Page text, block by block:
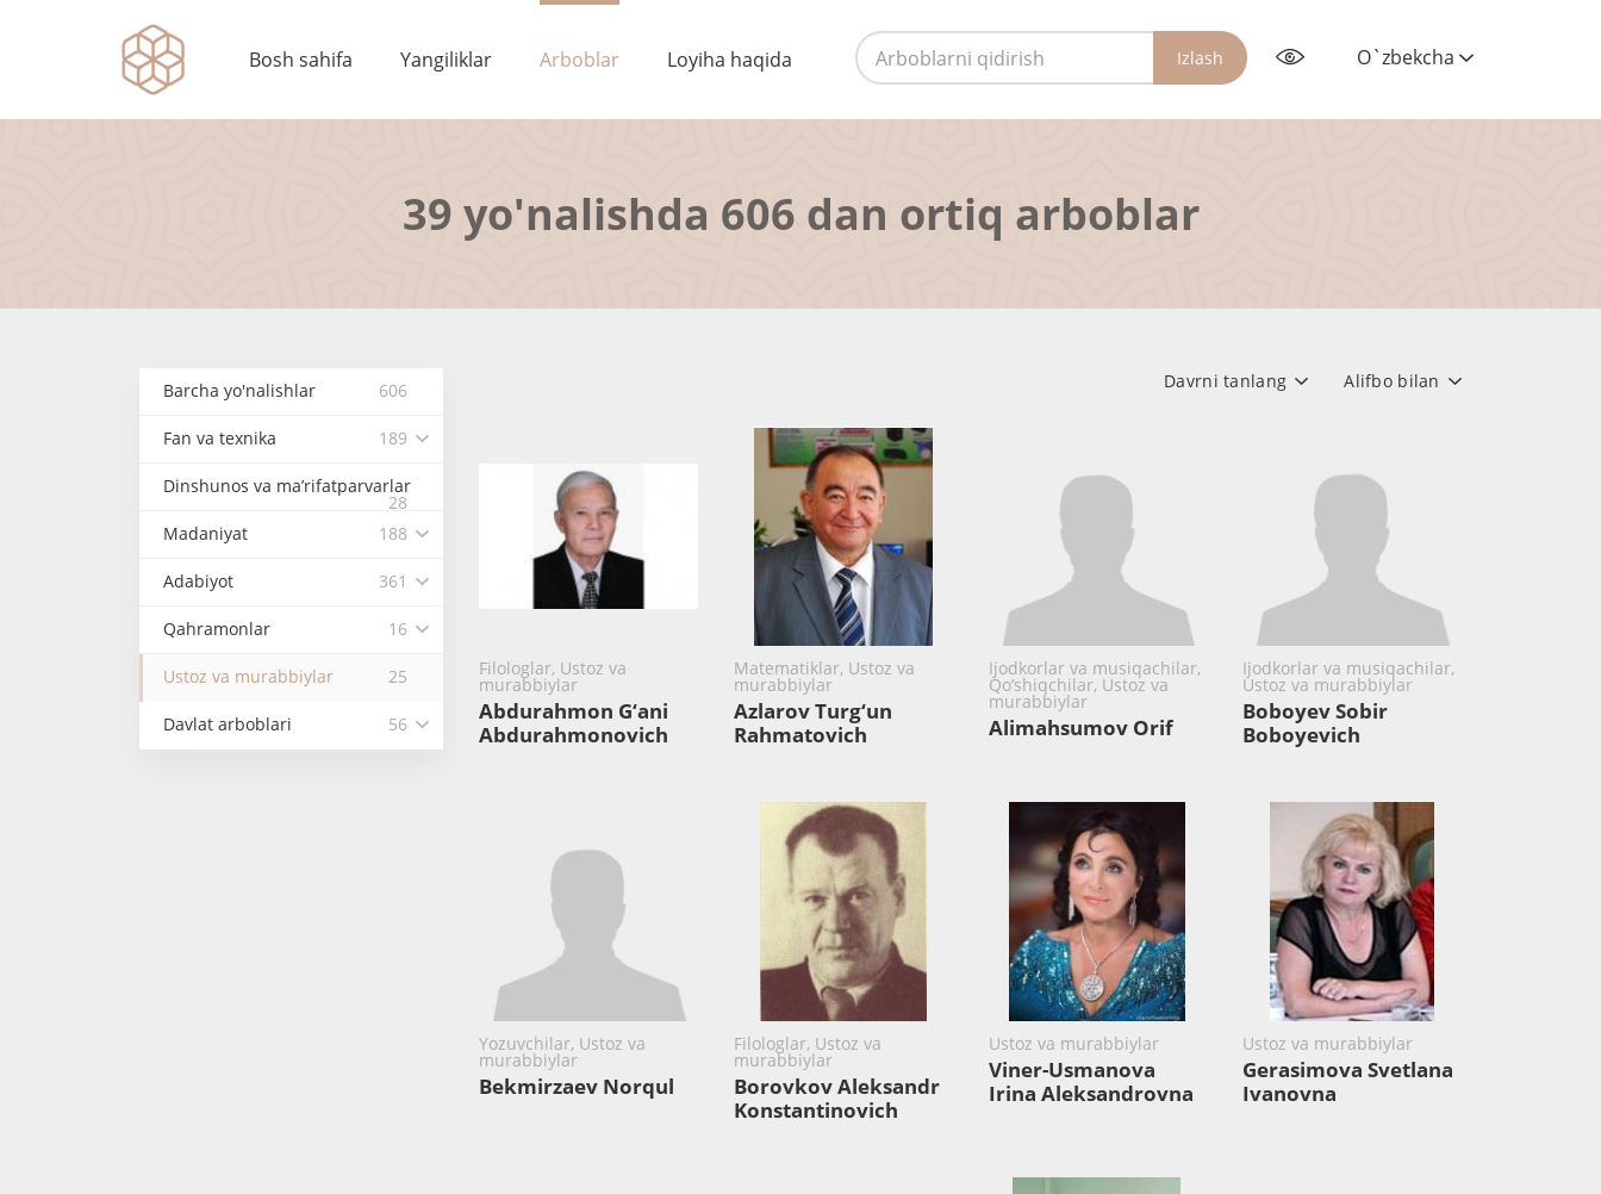
Bosh sahifa Yangiliklar Arboblar Loyiha haqida Izlash O`zbekcha
39 yo'nalishda 606 dan ortiq arboblar
Barcha yo'nalishlar 606
Fan va texnika 189
Dinshunos va ma’rifatparvarlar
28
Madaniyat
188
Adabiyot 361
Qahramonlar 16
Ustoz va murabbiylar 25
Davlat arboblari 56
Alifbo bilan
Davrni tanlang
Filologlar, Ustoz va
murabbiylar
Abdurahmon G‘ani
Abdurahmonovich
Matematiklar, Ustoz va
murabbiylar
Azlarov Turg‘un
Rahmatovich
Ijodkorlar va musiqachilar,
Qo‘shiqchilar, Ustoz va
murabbiylar
Alimahsumov Orif
Ijodkorlar va musiqachilar,
Ustoz va murabbiylar
Boboyev Sobir
Boboyevich
Yozuvchilar, Ustoz va
murabbiylar
Bekmirzaev Norqul
Filologlar, Ustoz va
murabbiylar
Borovkov Aleksandr
Konstantinovich
Ustoz va murabbiylar
Viner-Usmanova
Irina Aleksandrovna
Ustoz va murabbiylar
Gerasimova Svetlana
Ivanovna